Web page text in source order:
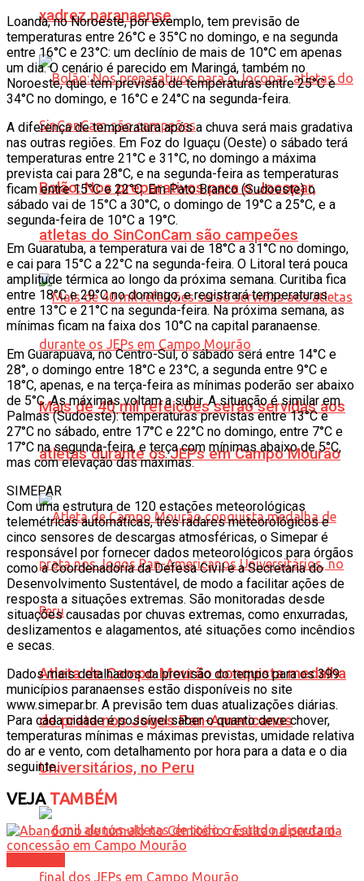
xadrez paranaense
Bolão: Nos preparativos para o Jocopar,
atletas do SinConCam são campeões
Mais de 40 mil refeições serão servidas aos
atletas durante os JEPs em Campo Mourão
Atleta de Campo Mourão conquista medalha
de prata nos Jogos Pan-Americanos
Universitários, no Peru
Loanda, no Noroeste, por exemplo, tem previsão de
temperaturas entre 26°C e 35°C no domingo, e na segunda
entre 16°C e 23°C: um declínio de mais de 10°C em apenas
um dia. O cenário é parecido em Maringá, também no
Noroeste, que tem previsão de temperaturas entre 25°C e
34°C no domingo, e 16°C e 24°C na segunda-feira.
A diferença de temperatura após a chuva será mais gradativa
nas outras regiões. Em Foz do Iguaçu (Oeste) o sábado terá
temperaturas entre 21°C e 31°C, no domingo a máxima
prevista cai para 28°C, e na segunda-feira as temperaturas
ficam entre 15°C e 22°C. Em Pato Branco (Sudoeste) o
sábado vai de 15°C a 30°C, o domingo de 19°C a 25°C, e a
segunda-feira de 10°C a 19°C.
Em Guaratuba, a temperatura vai de 18°C a 31°C no domingo,
e cai para 15°C a 22°C na segunda-feira. O Litoral terá pouca
amplitude térmica ao longo da próxima semana. Curitiba fica
entre 18°C e 29°C no domingo, e registrará temperaturas
entre 13°C e 21°C na segunda-feira. Na próxima semana, as
mínimas ficam na faixa dos 10°C na capital paranaense.
Em Guarapuava, no Centro-Sul, o sábado será entre 14°C e
28°, o domingo entre 18°C e 23°C, a segunda entre 9°C e
18°C, apenas, e na terça-feira as mínimas poderão ser abaixo
de 5°C. As máximas voltam a subir. A situação é similar em
Palmas (Sudoeste): temperaturas previstas entre 13°C e
27°C no sábado, entre 17°C e 22°C no domingo, entre 7°C e
17°C na segunda-feira, e terça com mínimas abaixo de 5°C,
mas com elevação das máximas.
SIMEPAR
Com uma estrutura de 120 estações meteorológicas
telemétricas automáticas, três radares meteorológicos e
cinco sensores de descargas atmosféricas, o Simepar é
responsável por fornecer dados meteorológicos para órgãos
como a Coordenadoria da Defesa Civil e a Secretaria do
Desenvolvimento Sustentável, de modo a facilitar ações de
resposta a situações extremas. São monitoradas desde
situações causadas por chuvas extremas, como enxurradas,
deslizamentos e alagamentos, até situações como incêndios
e secas.
Dados mais detalhados da previsão do tempo para os 399
municípios paranaenses estão disponíveis no site
www.simepar.br. A previsão tem duas atualizações diárias.
Para cada cidade é possível saber o quanto deve chover,
temperaturas mínimas e máximas previstas, umidade relativa
do ar e vento, com detalhamento por hora para a data e o dia
seguinte.
VEJATAMBÉM